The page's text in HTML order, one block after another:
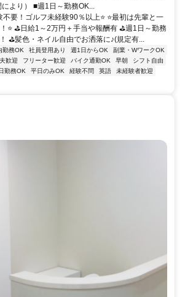
より） ■週1日～勤務OK...
不要！ゴルフ未経験90％以上⭐ ⭐最初は先輩と一
⭐ ⛳日給1～2万円＋手当や報酬有 ⛳週1日～勤務
⛳髪色・ネイル自由でお洒落に♪(規定有...
勤務OK 社員登用あり 週1日からOK
副業・WワークOK
歓迎 フリーター歓迎 バイク通勤OK 早朝
シフト自由
勤務OK 平日のみOK 経験不問 英語
未経験者歓迎